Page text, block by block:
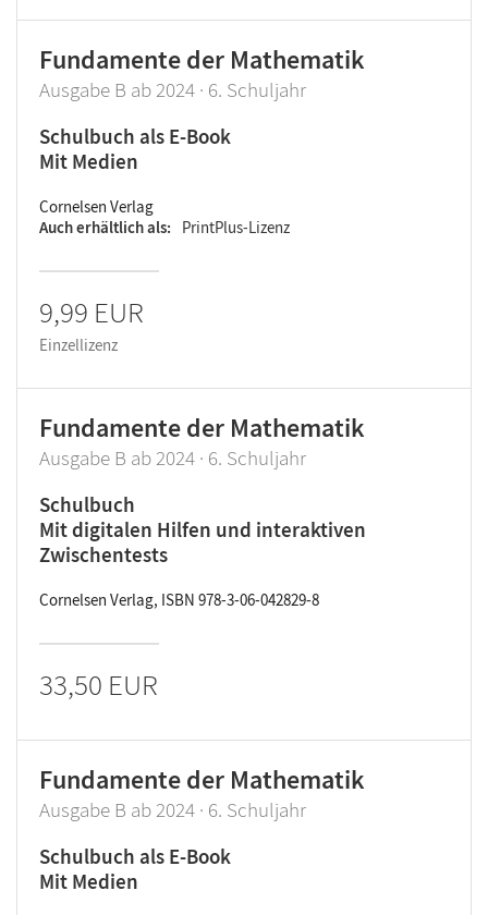
Fundamente der Mathematik
Ausgabe B ab 2024 · 6. Schuljahr
Schulbuch als E-Book
Mit Medien
Cornelsen Verlag
Auch erhältlich als
PrintPlus-Lizenz
9,99 EUR
Einzellizenz
Fundamente der Mathematik
Ausgabe B ab 2024 · 6. Schuljahr
Schulbuch
Mit digitalen Hilfen und interaktiven
Zwischentests
Cornelsen Verlag, ISBN 978-3-06-042829-8
33,50 EUR
Fundamente der Mathematik
Ausgabe B ab 2024 · 6. Schuljahr
Schulbuch als E-Book
Mit Medien